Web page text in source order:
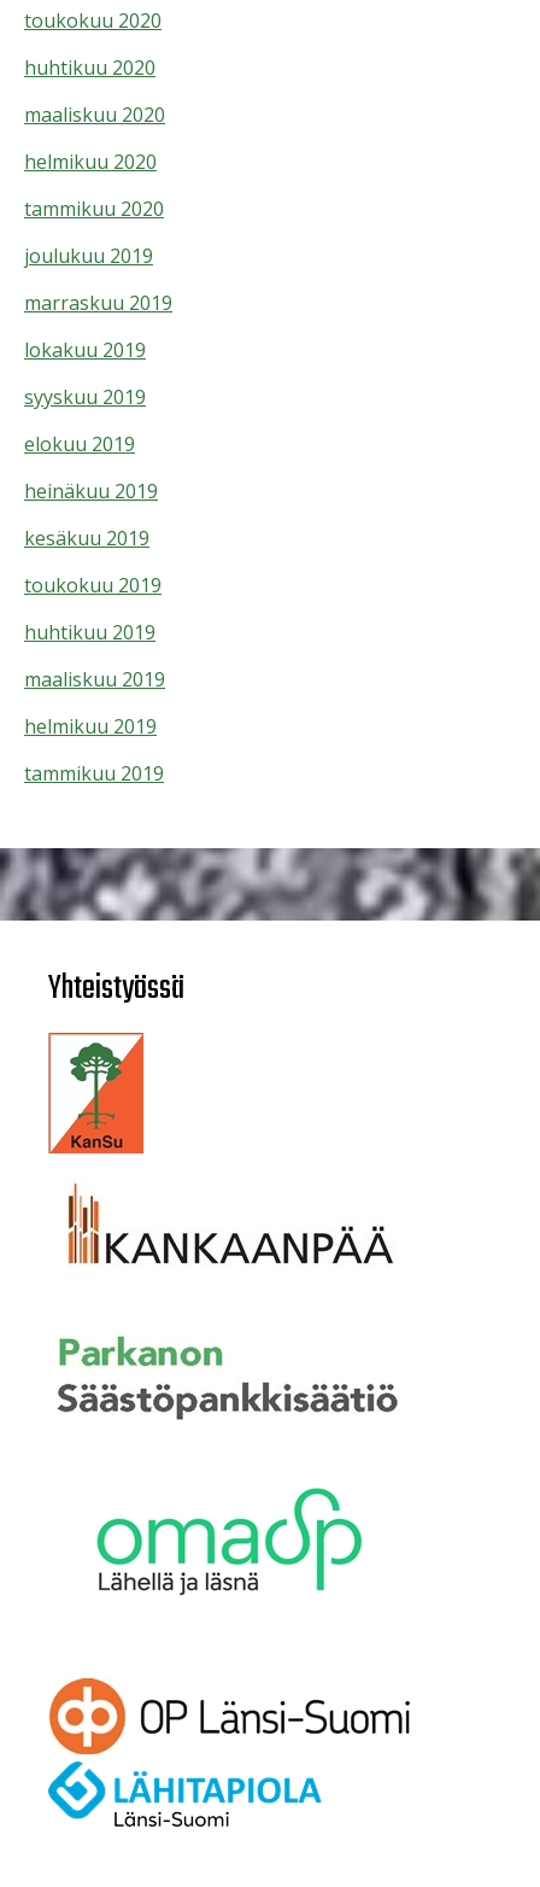
toukokuu 2020
huhtikuu 2020
maaliskuu 2020
helmikuu 2020
tammikuu 2020
joulukuu 2019
marraskuu 2019
lokakuu 2019
syyskuu 2019
elokuu 2019
heinäkuu 2019
kesäkuu 2019
toukokuu 2019
huhtikuu 2019
maaliskuu 2019
helmikuu 2019
tammikuu 2019
Yhteistyössä